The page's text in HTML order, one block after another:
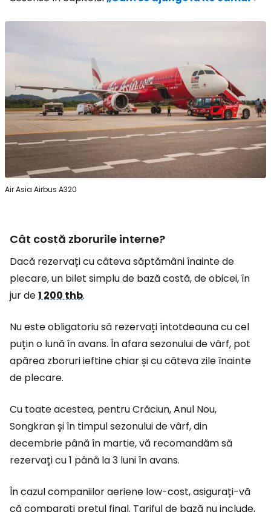
Air Asia Airbus A320
Cât costă zborurile interne?
Dacă rezervați cu câteva săptămâni înainte de
plecare, un bilet simplu de bază costă, de obicei, în
jur de1 200 thb.
Nu este obligatoriu să rezervați întotdeauna cu cel
puțin o lună în avans. În afara sezonului de vârf, pot
apărea zboruri ieftine chiar și cu câteva zile înainte
de plecare.
Cu toate acestea, pentru Crăciun, Anul Nou,
Songkran și în timpul sezonului de vârf, din
decembrie până în martie, vă recomandăm să
rezervați cu 1 până la 3 luni în avans.
În cazul companiilor aeriene low-cost, asigurați-vă
că comparați prețul final. Tariful de bază nu include,